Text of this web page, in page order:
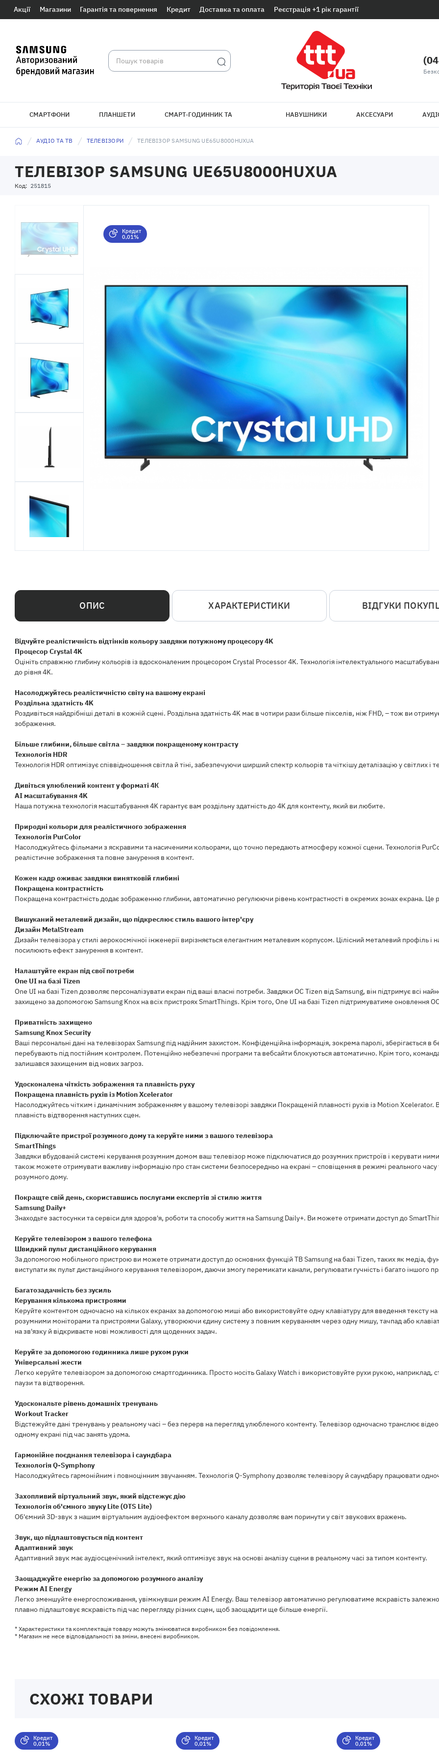
Акції Магазини Гарантія та повернення Кредит Доставка та оплата Реєстрація +1 рік гарантії
СМАРТФОНИ ПЛАНШЕТИ СМАРТ-ГОДИННИК ТА
БРАСЛЕТИ
НАВУШНИКИ АКСЕСУАРИ
АУДІО ТА ТВ ТЕЛЕВІЗОРИ ТЕЛЕВІЗОР SAMSUNG UE65U8000HUXUA
ТЕЛЕВІЗОР SAMSUNG UE65U8000HUXUA
Код: 251815
Кредит
0,01%
ОПИС
Відчуйте реалістичність відтінків кольору завдяки потужному процесору 4K
Процесор Crystal 4K
Оцініть справжню глибину кольорів із вдосконаленим процесором Crystal Processor 4K. Технологія інтелектуального
до рівня 4K.
Насолоджуйтесь реалістичністю світу на вашому екрані
Роздільна здатність 4K
Роздивіться найдрібніші деталі в кожній сцені. Роздільна здатність 4K має в чотири рази більше пікселів, ніж FHD, – тож ви
зображення.
Більше глибини, більше світла – завдяки покращеному контрасту
Технологія HDR
Технологія HDR оптимізує співвідношення світла й тіні, забезпечуючи ширший спектр кольорів та чіткішу деталізацію у світлих і
Дивіться улюблений контент у форматі 4К
AI масштабування 4K
Наша потужна технологія масштабування 4K гарантує вам роздільну здатність до 4K для контенту, який ви любите.
Природні кольори для реалістичного зображення
Технологія PurColor
Насолоджуйтесь фільмами з яскравими та насиченими кольорами, що точно передають атмосферу кожної сцени. Технологія
реалістичне зображення та повне занурення в контент.
Кожен кадр оживає завдяки винятковій глибині
Покращена контрастність
Покращена контрастність додає зображенню глибини, автоматично регулюючи рівень контрастності в окремих зонах екрана.
Вишуканий металевий дизайн, що підкреслює стиль вашого інтер'єру
Дизайн MetalStream
Дизайн телевізора у стилі аерокосмічної інженерії вирізняється елегантним металевим корпусом. Цілісний металевий профіль
посилюють ефект занурення в контент.
Налаштуйте екран під свої потреби
One UI на базі Tizen
One UI на базі Tizen дозволяє персоналізувати екран під ваші власні потреби. Завдяки ОС Tizen від Samsung, він підтримує всі
захищено за допомогою Samsung Knox на всіх пристроях SmartThings. Крім того, One UI на базі Tizen підтримуватиме оновлення
Приватність захищено
Samsung Knox Security
Ваші персональні дані на телевізорах Samsung під надійним захистом. Конфіденційна інформація, зокрема паролі, зберігається
перебувають під постійним контролем. Потенційно небезпечні програми та вебсайти блокуються автоматично. Крім того,
залишався захищеним від нових загроз.
Удосконалена чіткість зображення та плавність руху
Покращена плавність рухів із Motion Xcelerator
Насолоджуйтесь чітким і динамічним зображенням у вашому телевізорі завдяки Покращеній плавності рухів із Motion Xcelerator.
плавність відтворення наступних сцен.
Підключайте пристрої розумного дому та керуйте ними з вашого телевізора
SmartThings
Завдяки вбудованій системі керування розумним домом ваш телевізор може підключатися до розумних пристроїв і керувати
також можете отримувати важливу інформацію про стан системи безпосередньо на екрані – сповіщення в режимі реального
розумного дому.
Покращте свій день, скориставшись послугами експертів зі стилю життя
Samsung Daily+
Знаходьте застосунки та сервіси для здоров'я, роботи та способу життя на Samsung Daily+. Ви можете отримати доступ до
Керуйте телевізором з вашого телефона
Швидкий пульт дистанційного керування
За допомогою мобільного пристрою ви можете отримати доступ до основних функцій ТВ Samsung на базі Tizen, таких як медіа,
виступати як пульт дистанційного керування телевізором, даючи змогу перемикати канали, регулювати гучність і багато іншого
Багатозадачність без зусиль
Керування кількома пристроями
Керуйте контентом одночасно на кількох екранах за допомогою миші або використовуйте одну клавіатуру для введення тексту
розумними моніторами та пристроями Galaxy, утворюючи єдину систему з повним керуванням через одну мишу, тачпад або
на зв'язку й відкриваєте нові можливості для щоденних задач.
Керуйте за допомогою годинника лише рухом руки
Універсальні жести
Легко керуйте телевізором за допомогою смартгодинника. Просто носіть Galaxy Watch і використовуйте рухи рукою, наприклад,
паузи та відтворення.
Удоскональте рівень домашніх тренувань
Workout Tracker
Відстежуйте дані тренувань у реальному часі – без перерв на перегляд улюбленого контенту. Телевізор одночасно транслює
одному екрані під час занять удома.
Гармонійне поєднання телевізора і саундбара
Технологія Q-Symphony
Насолоджуйтесь гармонійним і повноцінним звучанням. Технологія Q-Symphony дозволяє телевізору й саундбару працювати
Захопливий віртуальний звук, який відстежує дію
Технологія об'ємного звуку Lite (OTS Lite)
Об'ємний 3D-звук з нашим віртуальним аудіоефектом верхнього каналу дозволяє вам поринути у світ звукових вражень.
Звук, що підлаштовується під контент
Адаптивний звук
Адаптивний звук має аудіосценічний інтелект, який оптимізує звук на основі аналізу сцени в реальному часі за типом контенту.
Заощаджуйте енергію за допомогою розумного аналізу
Режим AI Energy
Легко зменшуйте енергоспоживання, увімкнувши режим AI Energy. Ваш телевізор автоматично регулюватиме яскравість залежно
плавно підлаштовує яскравість під час перегляду різних сцен, щоб заощадити ще більше енергії.
* Характеристики та комплектація товару можуть змінюватися виробником без повідомлення.
* Магазин не несе відповідальності за зміни, внесені виробником.
ХАРАКТЕРИСТИКИ ВІДГУКИ
СХОЖІ ТОВАРИ
Кредит
0,01%
Кредит
0,01%
Кредит
0,01%